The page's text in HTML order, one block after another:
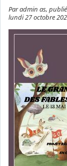
Par admin as,
lundi 27 octobre